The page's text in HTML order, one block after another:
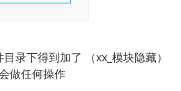
录下得到加了 （xx_模块隐藏）
做任何操作